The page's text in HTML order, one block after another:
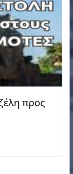
προς